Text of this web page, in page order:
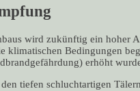
wird zukünftig ein hoher
klimatischen Bedingungen
erhöht
tiefen schluchtartigen